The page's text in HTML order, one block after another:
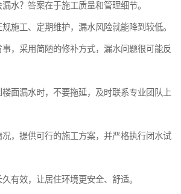
水？答案在于施工质量和管理细节。
施工、定期维护，漏水风险就能降到较低。
，采用简陋的修补方式，漏水问题很可能反
楼面漏水时，不要拖延，及时联系专业团队上
，提供可行的施工方案，并严格执行闭水试
有效，让居住环境更安全、舒适。